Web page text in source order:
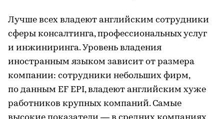
Лучше всех владеют английским сотрудники
сферы консалтинга, профессиональных услуг
и инжиниринга. Уровень владения
иностранным языком зависит от размера
компании: сотрудники небольших фирм,
по данным EF EPI, владеют английским хуже
работников крупных компаний. Самые